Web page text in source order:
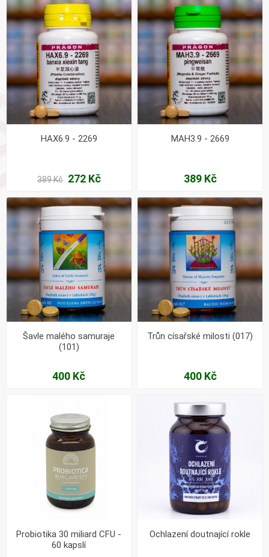
HAX6.9 - 2269
389 Kč 272 Kč
MAH3.9 - 2669
389 Kč
Šavle malého samuraje
(101)
400 Kč
Trůn císařské milosti (017)
400 Kč
Probiotika 30 miliard CFU -
60 kapslí
Ochlazení doutnající rokle